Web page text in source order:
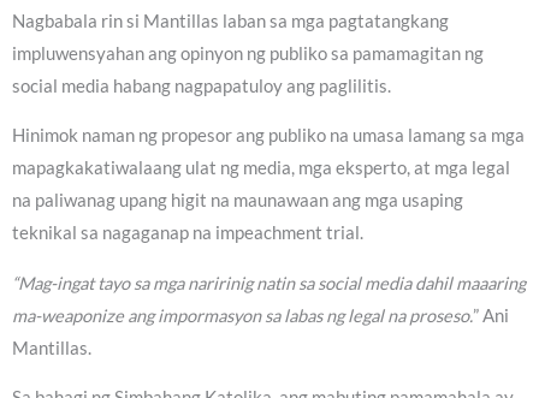
Nagbabala rin si Mantillas laban sa mga pagtatangkang
impluwensyahan ang opinyon ng publiko sa pamamagitan ng
social media habang nagpapatuloy ang paglilitis.
Hinimok naman ng propesor ang publiko na umasa lamang sa mga
mapagkakatiwalaang ulat ng media, mga eksperto, at mga legal
na paliwanag upang higit na maunawaan ang mga usaping
teknikal sa nagaganap na impeachment trial.
“Mag-ingat tayo sa mga naririnig natin sa social media dahil maaaring
ma-weaponize ang impormasyon sa labas ng legal na proseso.” Ani
Mantillas.